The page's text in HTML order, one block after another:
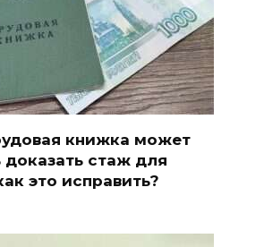
книжка может
доказать стаж для
это исправить?